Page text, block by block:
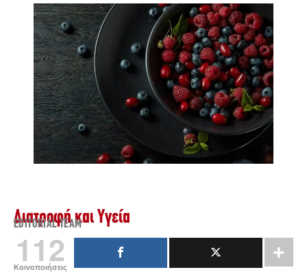
Διατροφή και Υγεία
EDITORIAL TEAM
112
Κοινοποιήσεις